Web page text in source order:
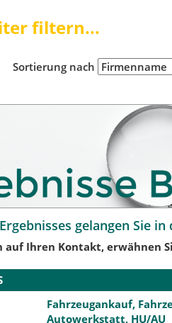
filtern...
Sortierung nach
gelangen Sie
Ihren Kontakt, erwähnen
Fahrzeugankauf,
Autowerkstatt, HU/AU